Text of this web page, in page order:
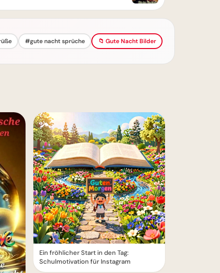
#gute nacht sprüche 📁 Gute Nacht Bilder
Ein fröhlicher Start in den Tag:
Schulmotivation für Instagram